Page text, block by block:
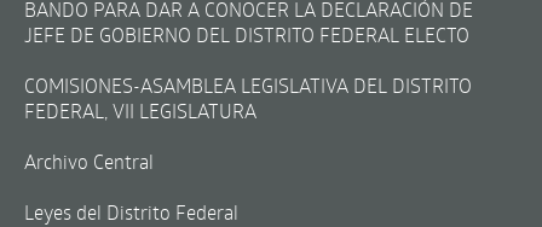
BANDO PARA DAR A CONOCER LA DECLARACIÓN DE
JEFE DE GOBIERNO DEL DISTRITO FEDERAL ELECTO
COMISIONES-ASAMBLEA LEGISLATIVA DEL DISTRITO
FEDERAL, VII LEGISLATURA
Archivo Central
Leyes del Distrito Federal